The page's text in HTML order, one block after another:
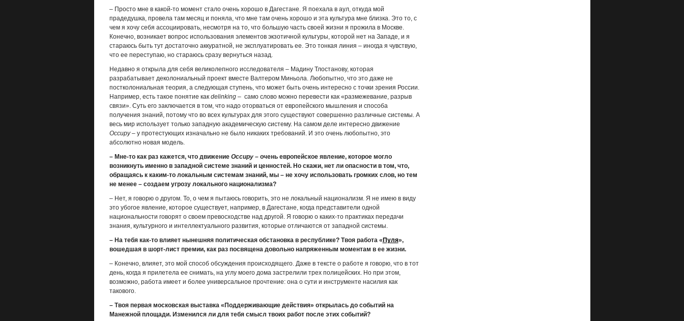
– Просто мне в какой-то момент стало очень хорошо в Дагестане. Я поехала в аул, откуда мой
прадедушка, провела там месяц и поняла, что мне там очень хорошо и эта культура мне близка. Это то, с
чем я хочу себя ассоциировать, несмотря на то, что большую часть своей жизни я прожила в Москве.
Конечно, возникает вопрос использования элементов экзотичной культуры, которой нет на Западе, и я
стараюсь быть тут достаточно аккуратной, не эксплуатировать ее. Это тонкая линия – иногда я чувствую,
что ее переступаю, но стараюсь сразу вернуться назад.
Недавно я открыла для себя великолепного исследователя – Мадину Тлостанову, которая
разрабатывает деколониальный проект вместе Валтером Миньола. Любопытно, что это даже не
постколониальная теория, а следующая ступень, что может быть очень интересно с точки зрения России.
Например, есть такое понятие как delinking – само слово можно перевести как «размежевание, разрыв
связи». Суть его заключается в том, что надо оторваться от европейского мышления и способа
получения знаний, потому что во всех культурах для этого существуют совершенно различные системы. А
весь мир использует только западную академическую систему. На самом деле интересно движение
Occupy– у протестующих изначально не было никаких требований. И это очень любопытно, это
абсолютно новая модель.
– Мне-то как раз кажется, что движение Occupy– очень европейское явление, которое могло
возникнуть именно в западной системе знаний и ценностей. Но скажи, нет ли опасности в том, что,
обращаясь к каким-то локальным системам знаний, мы – не хочу использовать громких слов, но тем
не менее – создаем угрозу локального национализма?
– Нет, я говорю о другом. То, о чем я пытаюсь говорить, это не локальный национализм. Я не имею в виду
это убогое явление, которое существует, например, в Дагестане, когда представители одной
национальности говорят о своем превосходстве над другой. Я говорю о каких-то практиках передачи
знания, культурного и интеллектуального развития, которые отличаются от западной системы.
– На тебя как-то влияет нынешняя политическая обстановка в республике? Твоя работа « Пуля»,
вошедшая в шорт-лист премии, как раз посвящена довольно напряженным моментам в ее жизни.
– Конечно, влияет, это мой способ обсуждения происходящего. Даже в тексте о работе я говорю, что в тот
день, когда я прилетела ее снимать, на углу моего дома застрелили трех полицейских. Но при этом,
возможно, работа имеет и более универсальное прочтение: она о сути и инструменте насилия как
такового.
– Твоя первая московская выставка «Поддерживающие действия» открылась до событий на
Манежной площади. Изменился ли для тебя смысл твоих работ после этих событий?